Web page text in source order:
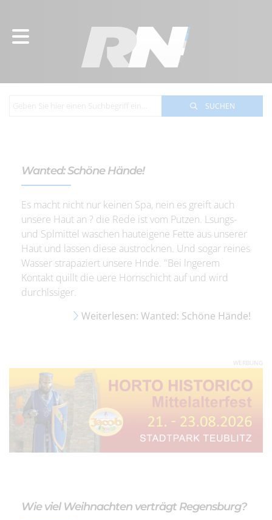
SUCHEN
Wanted: Schöne Hände!
Es macht nicht nur keinen Spa, nein es greift auch
unsere Haut an ? die Rede ist vom Putzen. Lsungs-
und Splmittel waschen hauteigene Fette aus unserer
Haut und lassen diese austrocknen. Und sogar reines
Wasser strapaziert unsere Hnde. "Bei lngerem
Kontakt quillt die uere Hornschicht auf und wird
durchlssiger.
Weiterlesen: Wanted: Schöne Hände!
WERBUNG
Wie viel Weihnachten verträgt Regensburg?